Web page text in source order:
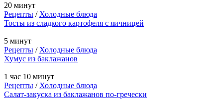
20 минут
Рецепты / Холодные блюда
Тосты из сладкого картофеля с яичницей
5 минут
Рецепты / Холодные блюда
Хумус из баклажанов
1 час 10 минут
Рецепты / Холодные блюда
Салат-закуска из баклажанов по-гречески